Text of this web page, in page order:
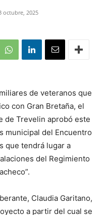
octubre, 2025
de veteranos que
con Gran Bretaña, el
de Trevelin aprobó este
municipal del Encuentro
que tendrá lugar a
del Regimiento
Claudia Garitano,
a partir del cual se